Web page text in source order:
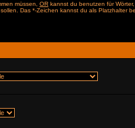
müssen, OR kannst du benutzen für
Das *-Zeichen kannst du als Platzhalter